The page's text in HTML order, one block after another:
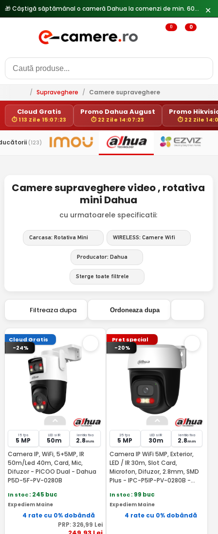
✕
0 0
/ Supraveghere / Camere supraveghere
Cloud Gratis
⏱ 113 Zile 15:07:23
Promo Dahua August
⏱ 22 Zile 14:07:23
Promo
⏱ 22 Zile
(123)
Camere supraveghere video , rotativa
mini Dahua
cu urmatoarele specificatii:
Carcasa: Rotativa Mini WIRELESS: Camere Wifi
Producator: Dahua
Sterge toate filtrele
Filtreaza dupa Ordoneaza dupa
Cloud Gratis
-24%
15 fps
5 MP
LED si IR
50m
lentila fixa
2.8mm
Camera IP, WiFi, 5+5MP, IR
50m/Led 40m, Card, Mic,
Difuzor - PICOO Dual - Dahua
P5D-5F-PV-0280B
In stoc: 245 buc
Expediem Maine
4 rate cu 0% dobândă
PRP:326,99 Lei
Pret special
-20%
25 fps
5 MP
LED si IR
30m
lentila fixa
2.8mm
Camera IP WiFi 5MP, Exterior,
LED / IR 30m, Slot Card,
Microfon, Difuzor, 2.8mm, SMD
Plus - IPC-P5IP-PV-0280B -
In stoc: 99 buc
Expediem Maine
4 rate cu 0% dobândă